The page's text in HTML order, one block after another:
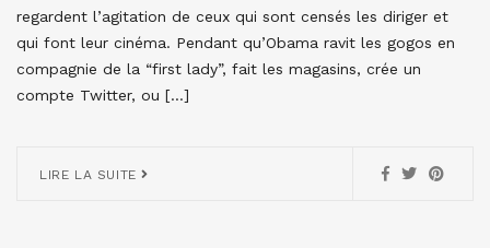
regardent l’agitation de ceux qui sont censés les diriger et
qui font leur cinéma. Pendant qu’Obama ravit les gogos en
compagnie de la “first lady”, fait les magasins, crée un
compte Twitter, ou […]
LIRE LA SUITE